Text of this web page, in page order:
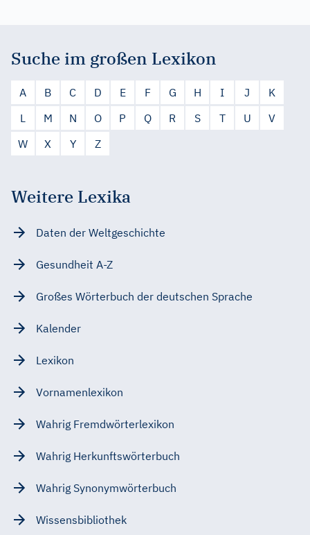
Suche im großen Lexikon
A B C D E F G H I J
K
L
M N O P Q R S T U
V
W
X Y Z
Weitere Lexika
Daten der Weltgeschichte
Gesundheit A-Z
Großes Wörterbuch der deutschen Sprache
Kalender
Lexikon
Vornamenlexikon
Wahrig Fremdwörterlexikon
Wahrig Herkunftswörterbuch
Wahrig Synonymwörterbuch
Wissensbibliothek